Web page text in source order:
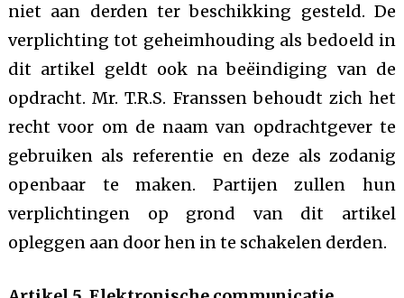
niet aan derden ter beschikking gesteld. De
verplichting tot geheimhouding als bedoeld in
dit artikel geldt ook na beëindiging van de
opdracht. Mr. T.R.S. Franssen behoudt zich het
recht voor om de naam van opdrachtgever te
gebruiken als referentie en deze als zodanig
openbaar te maken. Partijen zullen hun
verplichtingen op grond van dit artikel
opleggen aan door hen in te schakelen derden.